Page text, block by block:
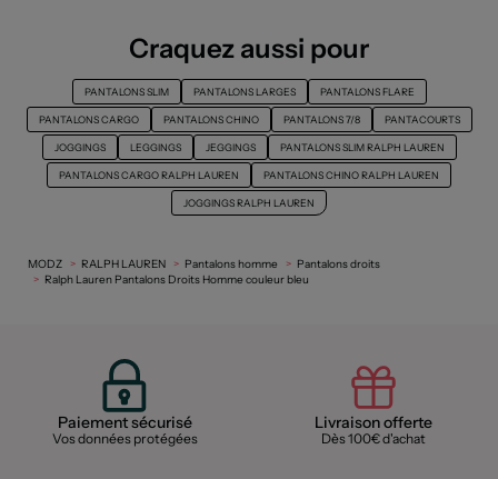
Craquez aussi pour
PANTALONS SLIM PANTALONS LARGES PANTALONS FLARE
PANTALONS CARGO PANTALONS CHINO PANTALONS 7/8 PANTACOURTS
JOGGINGS LEGGINGS JEGGINGS PANTALONS SLIM RALPH LAUREN
PANTALONS CARGO RALPH LAUREN PANTALONS CHINO RALPH LAUREN
JOGGINGS RALPH LAUREN
MODZ RALPH LAUREN Pantalons homme
Pantalons droits
Ralph Lauren Pantalons Droits Homme couleur bleu
Paiement sécurisé
Vos données protégées
Livraison offerte
Dès 100€ d'achat